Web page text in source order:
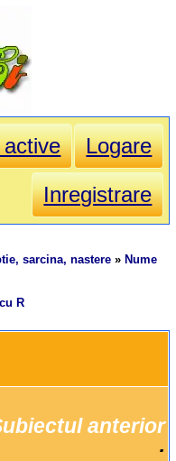
Logare
Inregistrare
sarcina, nastere » Nume
R
anterior